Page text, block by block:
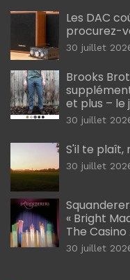
Les DAC
procurez-
30 juillet
Brooks
et plus – le
30 juillet
S'il te plaît,
30 juillet
« Bright
The Casino
30 juillet